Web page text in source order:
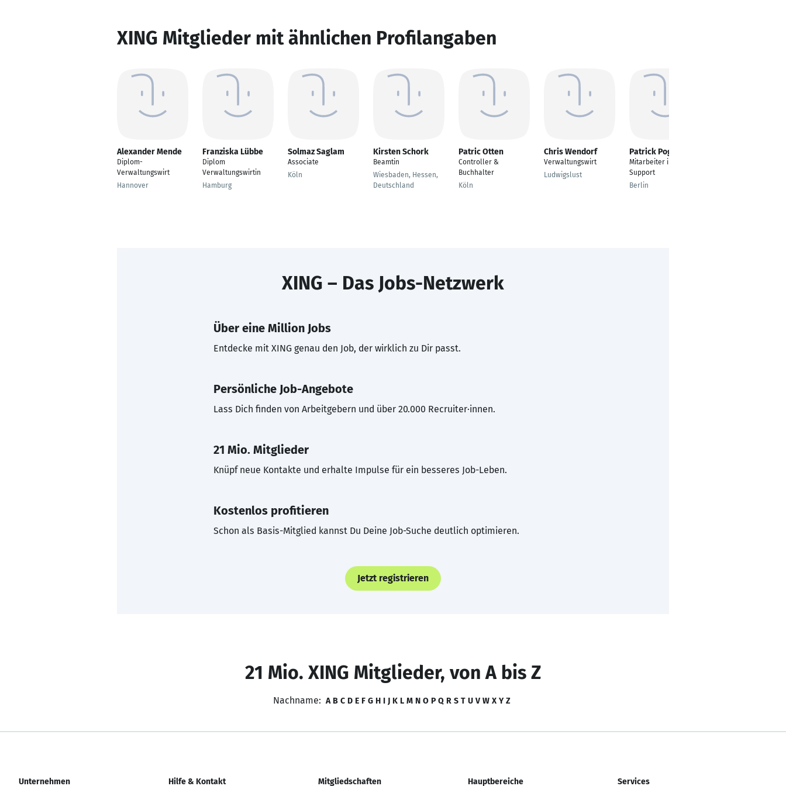
XING Mitglieder mit ähnlichen Profilangaben
Alexander Mende
Diplom-
Verwaltungswirt
Hannover
Franziska Lübbe
Diplom
Verwaltungswirtin
Hamburg
Solmaz Saglam
Associate
Köln
Kirsten Schork
Beamtin
Wiesbaden, Hessen,
Deutschland
Patric Otten
Controller &
Buchhalter
Köln
Chris Wendorf
Verwaltungswirt
Ludwigslust
Patrick Poggensee
Mitarbeiter im IT-
Support
Berlin
XING – Das Jobs-Netzwerk
Über eine Million Jobs
Entdecke mit XING genau den Job, der wirklich zu Dir passt.
Persönliche Job-Angebote
Lass Dich finden von Arbeitgebern und über 20.000 Recruiter·innen.
21 Mio. Mitglieder
Knüpf neue Kontakte und erhalte Impulse für ein besseres Job-Leben.
Kostenlos profitieren
Schon als Basis-Mitglied kannst Du Deine Job-Suche deutlich optimieren.
Jetzt registrieren
21 Mio. XING Mitglieder, von A bis Z
Nachname: A B C D E F G H I J K L M N O P Q R S T U V W X Y Z
Unternehmen Hilfe & Kontakt Mitgliedschaften Hauptbereiche Services